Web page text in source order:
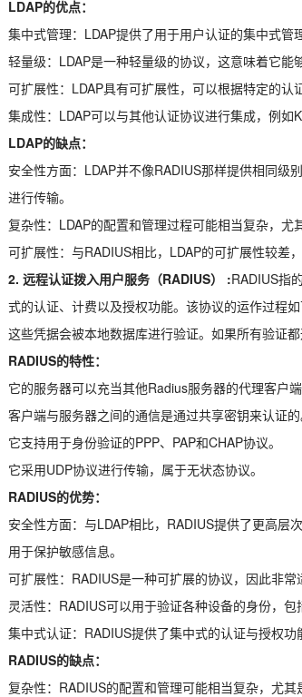
LDAP的优点：
集中式管理：LDAP提供了用于用户认证的集中式管
轻量级：LDAP是一种轻量级的协议，这意味着它能
可扩展性：LDAP具有可扩展性，可以根据特定的认
集成性：LDAP可以与其他认证协议进行集成，例如
LDAP的缺点：
安全性方面：LDAP并不像RADIUS那样提供相同级
进行传输。
复杂性：LDAP的配置和管理过程可能相当复杂，尤
可扩展性：与RADIUS相比，LDAP的可扩展性较差
2. 远程认证拨入用户服务（RADIUS） :RADIUS指
式的认证、计费以及授权功能。该协议的运作过程
这些凭据会被本地数据库进行验证。如果所有验证
RADIUS的特性：
它的服务器可以充当其他Radius服务器的代理客户端
客户端与服务器之间的通信是通过共享密钥来认证的
它支持用于身份验证的PPP、PAP和CHAP协议。
它采用UDP协议进行传输，属于无状态协议。
RADIUS的优势：
安全性方面：与LDAP相比，RADIUS提供了更高层
用于保护敏感信息。
可扩展性：RADIUS是一种可扩展的协议，因此非常
灵活性：RADIUS可以用于验证各种设备的身份，包
集中式认证：RADIUS提供了集中式的认证与授权
RADIUS的缺点：
复杂性：RADIUS的配置和管理可能相当复杂，尤其